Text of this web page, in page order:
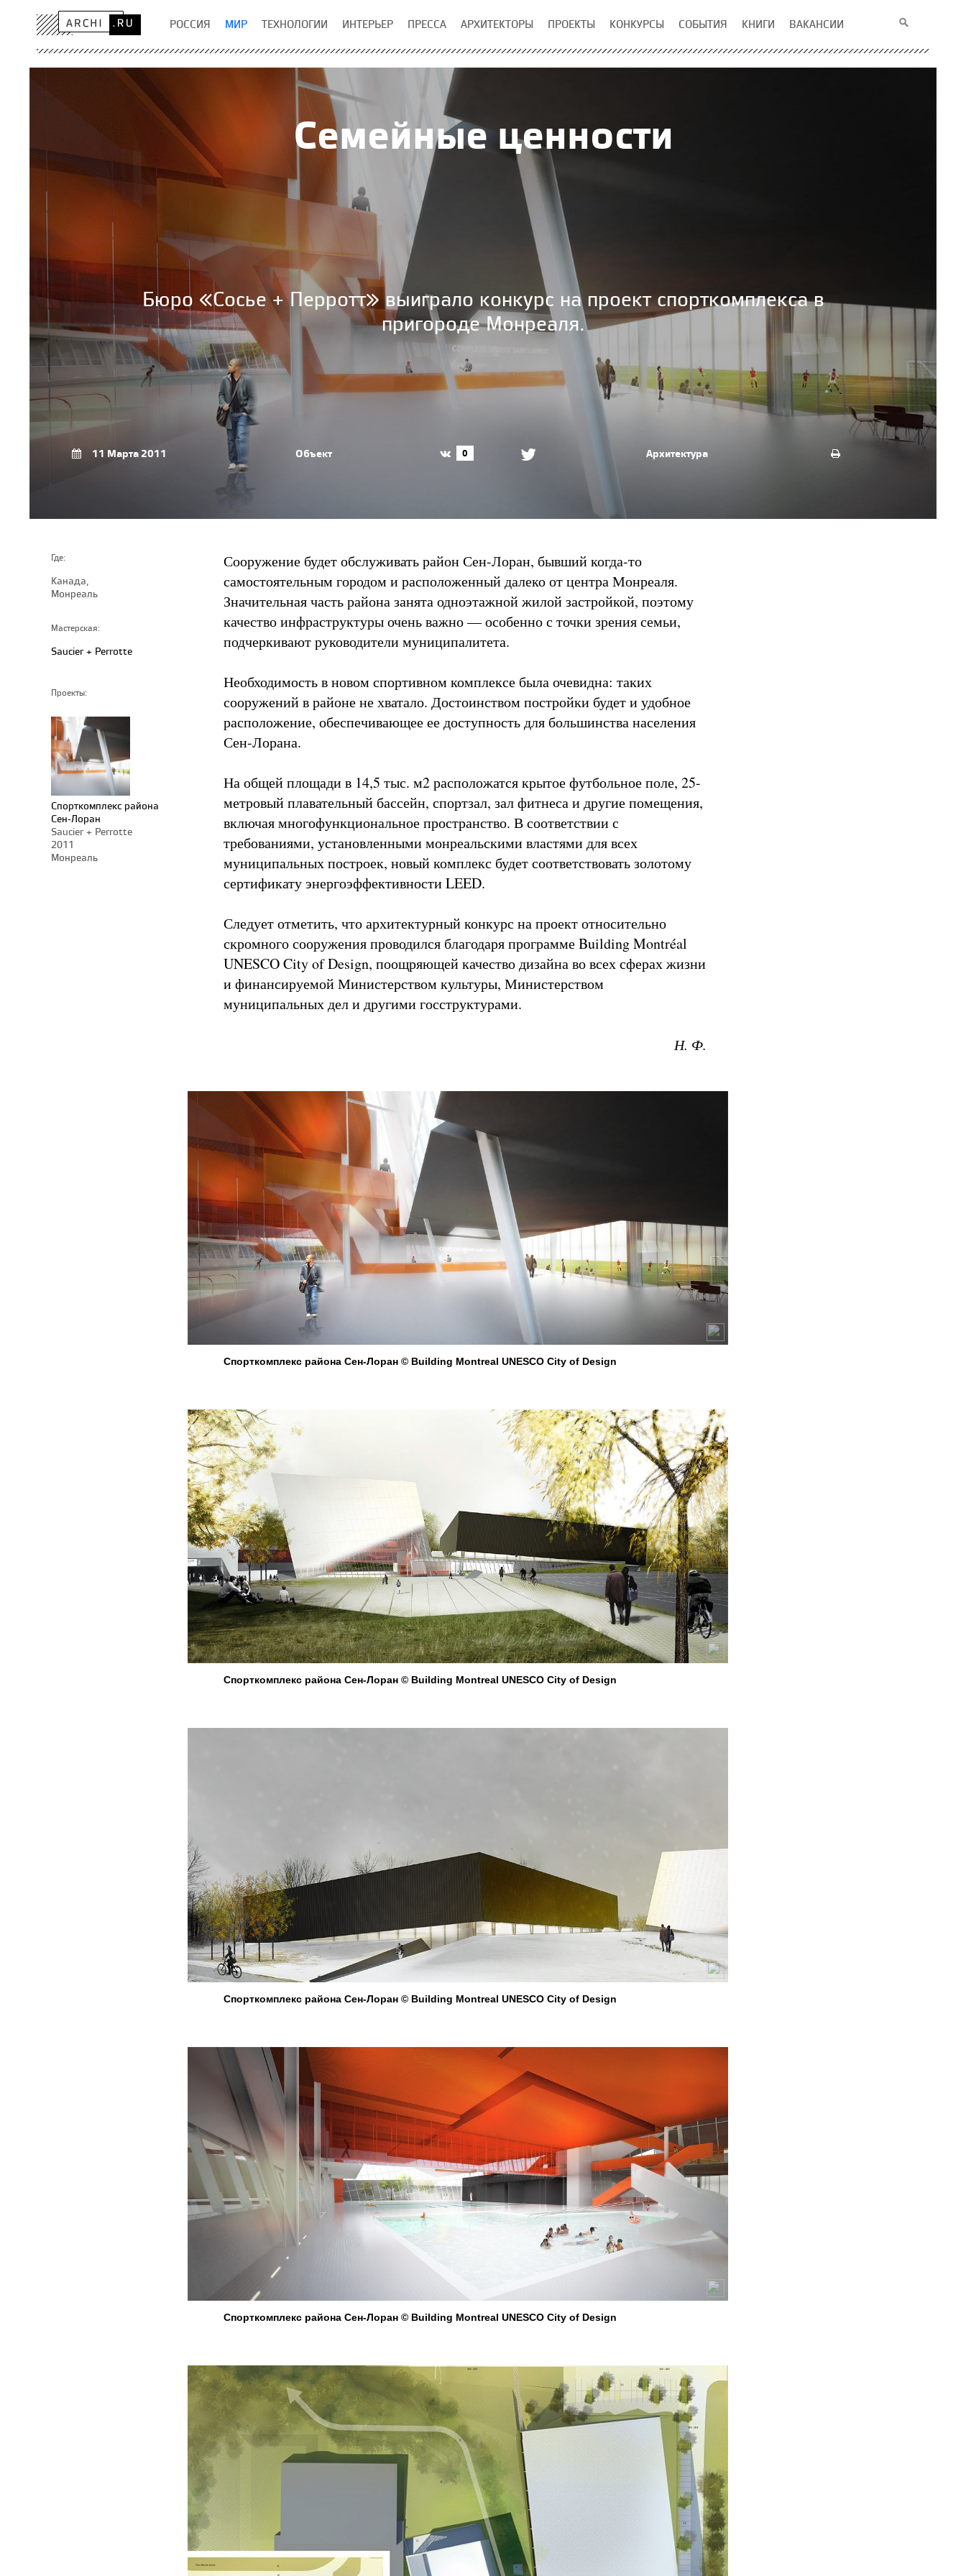
РОССИЯ МИР ТЕХНОЛОГИИ ИНТЕРЬЕР ПРЕССА АРХИТЕКТОРЫ ПРОЕКТЫ КОНКУРСЫ СОБЫТИЯ КНИГИ ВАКАНСИИ
Семейные ценности
Бюро «Сосье + Перротт» выиграло конкурс на проект спорткомплекса в
пригороде Монреаля.
11 Марта 2011 Объект 0 Архитектура
Где:
Канада,
Монреаль
Мастерская:
Saucier + Perrotte
Проекты:
Спорткомплекс района
Сен-Лоран
Saucier + Perrotte
2011
Монреаль
Сооружение будет обслуживать район Сен-Лоран, бывший когда-то
самостоятельным городом и расположенный далеко от центра Монреаля.
Значительная часть района занята одноэтажной жилой застройкой, поэтому
качество инфраструктуры очень важно — особенно с точки зрения семьи,
подчеркивают руководители муниципалитета.
Необходимость в новом спортивном комплексе была очевидна: таких
сооружений в районе не хватало. Достоинством постройки будет и удобное
расположение, обеспечивающее ее доступность для большинства населения
Сен-Лорана.
На общей площади в 14,5 тыс. м2 расположатся крытое футбольное поле, 25-
метровый плавательный бассейн, спортзал, зал фитнеса и другие помещения,
включая многофункциональное пространство. В соответствии с
требованиями, установленными монреальскими властями для всех
муниципальных построек, новый комплекс будет соответствовать золотому
сертификату энергоэффективности LEED.
Следует отметить, что архитектурный конкурс на проект относительно
скромного сооружения проводился благодаря программе Building Montréal
UNESCO City of Design, поощряющей качество дизайна во всех сферах жизни
и финансируемой Министерством культуры, Министерством
муниципальных дел и другими госструктурами.
Н. Ф.
Спорткомплекс района Сен-Лоран © Building Montreal UNESCO City of Design
Спорткомплекс района Сен-Лоран © Building Montreal UNESCO City of Design
Спорткомплекс района Сен-Лоран © Building Montreal UNESCO City of Design
Спорткомплекс района Сен-Лоран © Building Montreal UNESCO City of Design